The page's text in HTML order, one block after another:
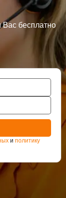
Вас бесплатно
и политику